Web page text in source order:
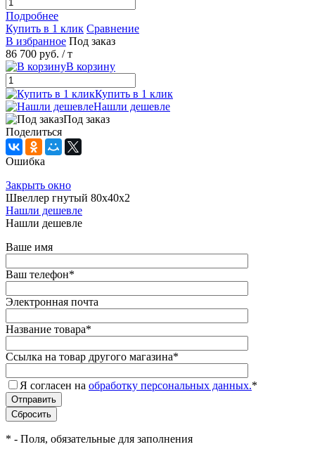
Подробнее
Купить в 1 клик Сравнение
В избранное Под заказ
86 700 руб. / т
В корзину
Купить в 1 клик
Нашли дешевле
Под заказ
Поделиться
Ошибка
Закрыть окно
Швеллер гнутый 80х40х2
Нашли дешевле
Нашли дешевле
Ваше имя
Ваш телефон*
Электронная почта
Название товара*
Ссылка на товар другого магазина*
Я согласен на обработку персональных данных.*
* - Поля, обязательные для заполнения